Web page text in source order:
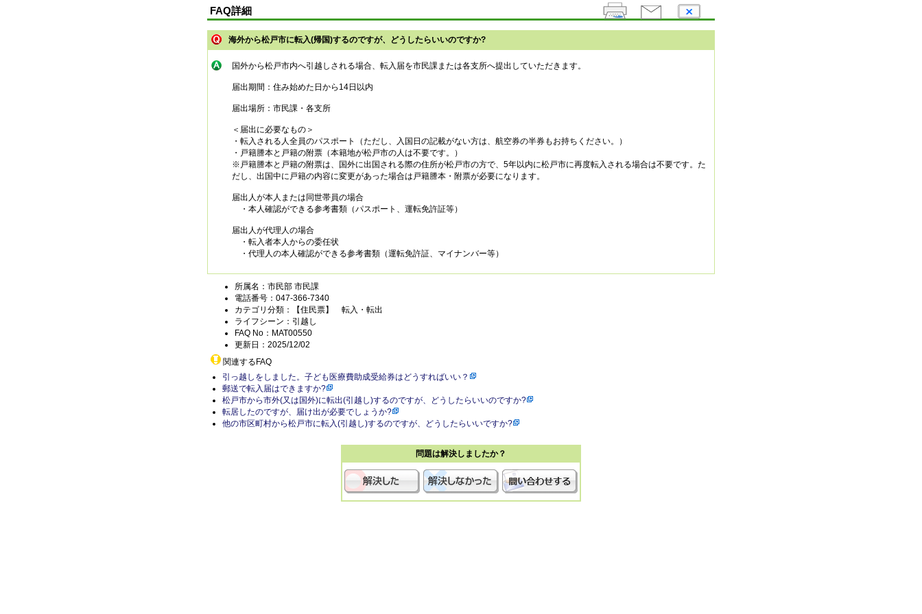
FAQ詳細
海外から松戸市に転入(帰国)するのですが、どうしたらいいのですか?
国外から松戸市内へ引越しされる場合、転入届を市民課または各支所へ提出していただきます。
届出期間：住み始めた日から14日以内
届出場所：市民課・各支所
＜届出に必要なもの＞
・転入される人全員のパスポート（ただし、入国日の記載がない方は、航空券の半券もお持ちください。）
・戸籍謄本と戸籍の附票（本籍地が松戸市の人は不要です。）
※戸籍謄本と戸籍の附票は、国外に出国される際の住所が松戸市の方で、5年以内に松戸市に再度転入される場合は不要です。た
だし、出国中に戸籍の内容に変更があった場合は戸籍謄本・附票が必要になります。
届出人が本人または同世帯員の場合
・本人確認ができる参考書類（パスポート、運転免許証等）
届出人が代理人の場合
・転入者本人からの委任状
・代理人の本人確認ができる参考書類（運転免許証、マイナンバー等）
所属名：市民部 市民課
電話番号：047-366-7340
カテゴリ分類：【住民票】 転入・転出
ライフシーン：引越し
FAQ No：MAT00550
更新日：2025/12/02
関連するFAQ
引っ越しをしました。子ども医療費助成受給券はどうすればいい？
郵送で転入届はできますか?
松戸市から市外(又は国外)に転出(引越し)するのですが、どうしたらいいのですか?
転居したのですが、届け出が必要でしょうか?
他の市区町村から松戸市に転入(引越し)するのですが、どうしたらいいですか?
問題は解決しましたか？